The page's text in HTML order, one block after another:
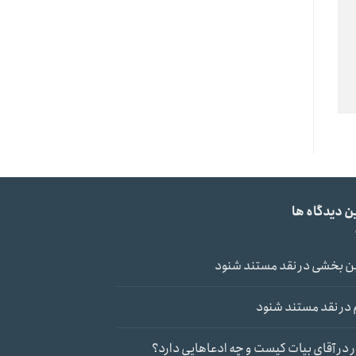
دیدگاه ها
بخشیدرنقد مستند شنود
درنقد مستند شنود
درآقای بیات کیست و چه ادعاهایی دارد؟